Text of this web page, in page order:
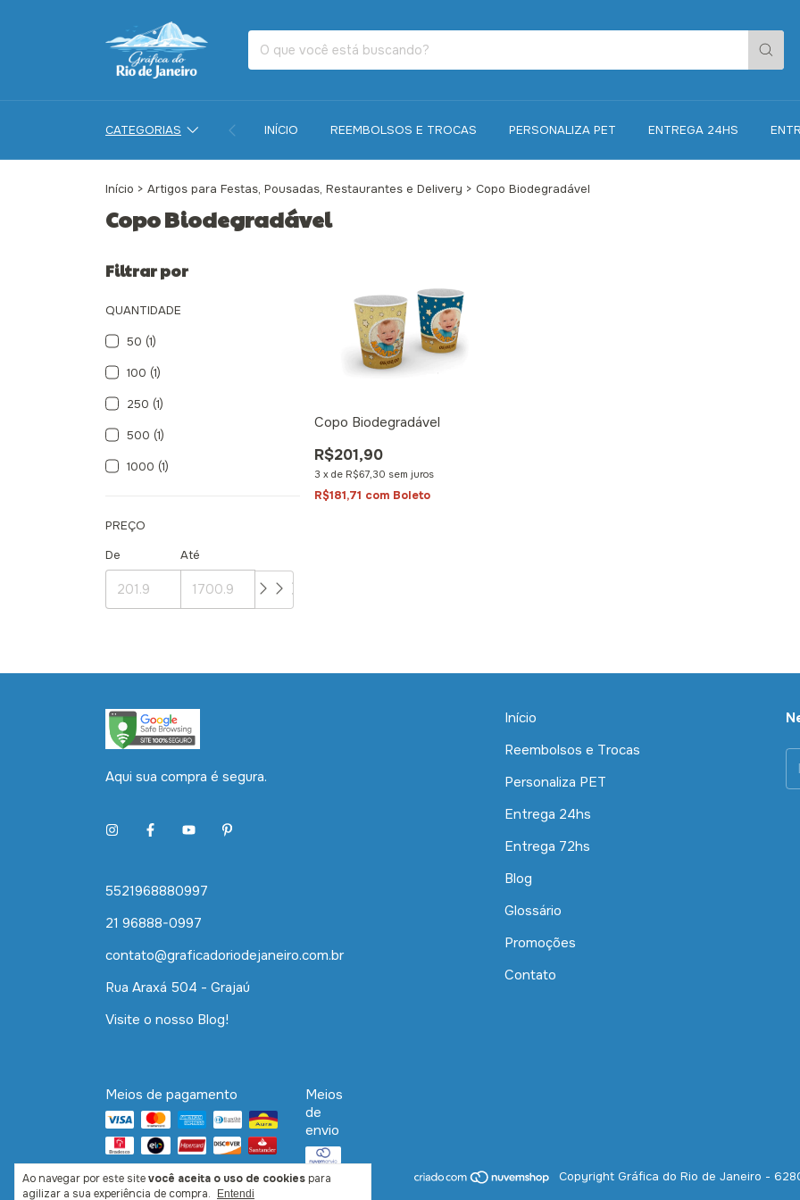
CATEGORIAS INÍCIO REEMBOLSOS E TROCAS PERSONALIZA PET ENTREGA 24HS
Ao navegar por este sitevocê aceita o uso de cookies para
agilizar a sua experiência de compra.
Entendi
Início > Artigos para Festas, Pousadas, Restaurantes e Delivery > Copo Biodegradável
Copo Biodegradável
Filtrar por
QUANTIDADE
50 (1)
100 (1)
250 (1)
500 (1)
1000 (1)
PREÇO
De
Até
Copo Biodegradável
R$201,90
3 xde R$67,30 sem juros
R$181,71 com Boleto
Aqui sua compra é segura.
5521968880997
21 96888-0997
contato@graficadoriodejaneiro.com.br
Rua Araxá 504 - Grajaú
Visite o nosso Blog!
Início
Reembolsos e Trocas
Personaliza PET
Entrega 24hs
Entrega 72hs
Blog
Glossário
Promoções
Contato
Meios de pagamento
Meios
de
envio
Copyright Gráfica do Rio de Janeiro -